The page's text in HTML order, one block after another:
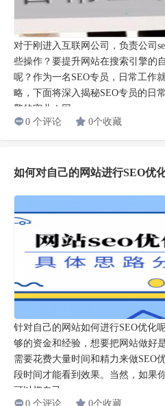
对于刚进入互联网公司，负责公司
些操作？要提升网站在搜索引擎的
呢？作为一名SEO专员，日常工作
略，下面将深入揭秘SEO专员的日
擎的宠儿！网...
0 个评论
0个收藏
如何对自己的网站进行SEO优
针对自己的网站如何进行SEO优化
够的资金和经验，想要把网站做好
需要花费大量时间和精力来做SEO
段时间才能看到效果。当然，如果
可以把自己...
0 个评论
0个收藏